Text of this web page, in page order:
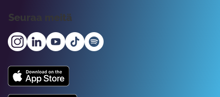
Seuraa meitä